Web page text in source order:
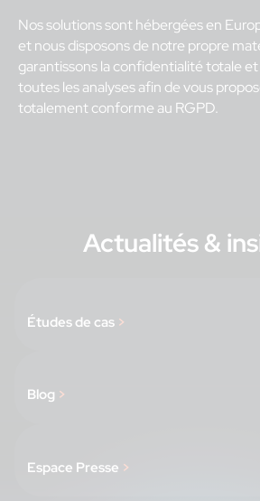
Nos solutions sont hébergées en
et nous disposons de notre propre
garantissons la confidentialité totale
toutes les analyses afin de vous
totalement conforme au RGPD.
Actualités &
Études de cas >
Blog >
Espace Presse >